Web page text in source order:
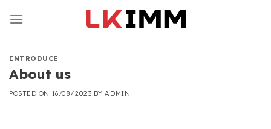
INTRODUCE
About us
POSTED ON 16/08/2023 BYADMIN